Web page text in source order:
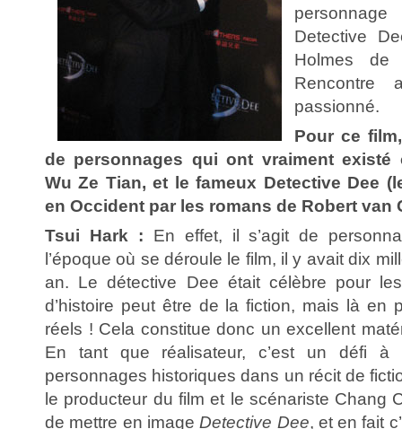
Detective
Holmes de
Rencontre
passionné.
Pour ce
de personnages qui ont vraiment existé
Wu Ze Tian, et le fameux Detective Dee
en Occident par les romans de Robert
Tsui Hark : En effet, il s’agit de
l’époque où se déroule le film, il y avait dix
an. Le détective Dee était célèbre pour
d’histoire peut être de la fiction, mais là en
réels ! Cela constitue donc un excellent
En tant que réalisateur, c’est un défi à
personnages historiques dans un récit de
le producteur du film et le scénariste Chang
de mettre en imageDetective Dee, et en fait